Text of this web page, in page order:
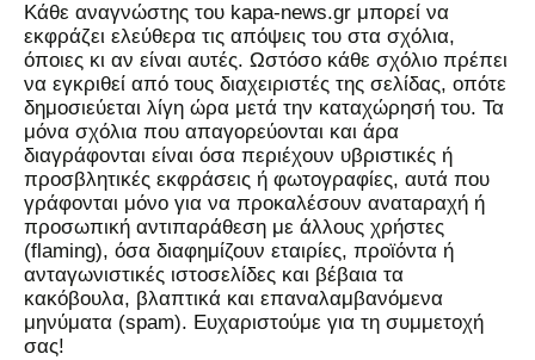
Kάθε αναγνώστης του kapa-news.gr μπορεί να
εκφράζει ελεύθερα τις απόψεις του στα σχόλια,
όποιες κι αν είναι αυτές. Ωστόσο κάθε σχόλιο πρέπει
να εγκριθεί από τους διαχειριστές της σελίδας, οπότε
δημοσιεύεται λίγη ώρα μετά την καταχώρησή του. Τα
μόνα σχόλια που απαγορεύονται και άρα
διαγράφονται είναι όσα περιέχουν υβριστικές ή
προσβλητικές εκφράσεις ή φωτογραφίες, αυτά που
γράφονται μόνο για να προκαλέσουν αναταραχή ή
προσωπική αντιπαράθεση με άλλους χρήστες
(flaming), όσα διαφημίζουν εταιρίες, προϊόντα ή
ανταγωνιστικές ιστοσελίδες και βέβαια τα
κακόβουλα, βλαπτικά και επαναλαμβανόμενα
μηνύματα (spam). Ευχαριστούμε για τη συμμετοχή
σας!